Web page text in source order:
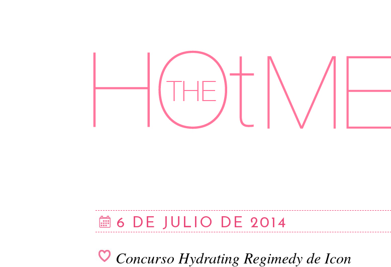
6 DE JULIO DE 2014
Concurso Hydrating Regimedy de Icon